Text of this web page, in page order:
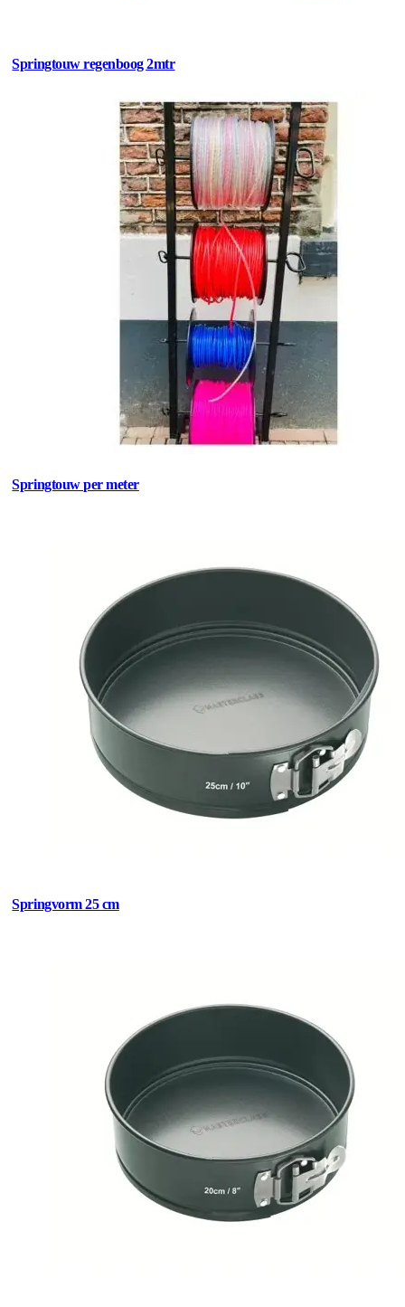
Springtouw regenboog 2mtr
Springtouw per meter
Springvorm 25 cm